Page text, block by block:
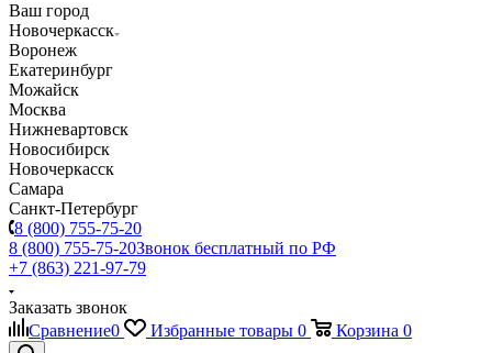
Ваш город
Новочеркасск
Воронеж
Екатеринбург
Можайск
Москва
Нижневартовск
Новосибирск
Новочеркасск
Самара
Санкт-Петербург
8 (800) 755-75-20
8 (800) 755-75-20Звонок бесплатный по РФ
+7 (863) 221-97-79
Заказать звонок
Сравнение0 Избранные товары 0 Корзина 0